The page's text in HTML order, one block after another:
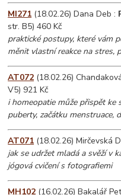
MI271 (18.02.26) Dana Deb :
str. B5) 460 Kč
praktické postupy, které vám
měnit vlastní reakce na stres,
AT072 (18.02.26)
V5) 921 Kč
i homeopatie může přispět ke
puberty, začátku menstruace,
AT071 (18.02.26) Mirčevská
jak se udržet mladá a svěží v
jógová cvičení s fotografiemi
MH102 (16.02.26) Bakalář